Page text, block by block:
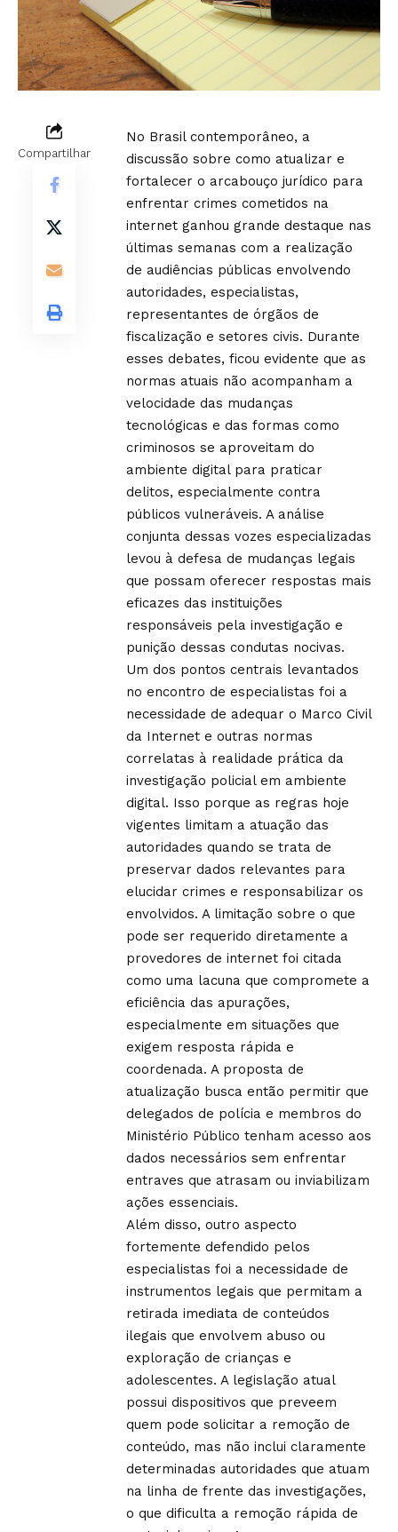
Compartilhar
No Brasil contemporâneo, a
discussão sobre como atualizar e
fortalecer o arcabouço jurídico para
enfrentar crimes cometidos na
internet ganhou grande destaque nas
últimas semanas com a realização
de audiências públicas envolvendo
autoridades, especialistas,
representantes de órgãos de
fiscalização e setores civis. Durante
esses debates, ficou evidente que as
normas atuais não acompanham a
velocidade das mudanças
tecnológicas e das formas como
criminosos se aproveitam do
ambiente digital para praticar
delitos, especialmente contra
públicos vulneráveis. A análise
conjunta dessas vozes especializadas
levou à defesa de mudanças legais
que possam oferecer respostas mais
eficazes das instituições
responsáveis pela investigação e
punição dessas condutas nocivas.
Um dos pontos centrais levantados
no encontro de especialistas foi a
necessidade de adequar o Marco Civil
da Internet e outras normas
correlatas à realidade prática da
investigação policial em ambiente
digital. Isso porque as regras hoje
vigentes limitam a atuação das
autoridades quando se trata de
preservar dados relevantes para
elucidar crimes e responsabilizar os
envolvidos. A limitação sobre o que
pode ser requerido diretamente a
provedores de internet foi citada
como uma lacuna que compromete a
eficiência das apurações,
especialmente em situações que
exigem resposta rápida e
coordenada. A proposta de
atualização busca então permitir que
delegados de polícia e membros do
Ministério Público tenham acesso aos
dados necessários sem enfrentar
entraves que atrasam ou inviabilizam
ações essenciais.
Além disso, outro aspecto
fortemente defendido pelos
especialistas foi a necessidade de
instrumentos legais que permitam a
retirada imediata de conteúdos
ilegais que envolvem abuso ou
exploração de crianças e
adolescentes. A legislação atual
possui dispositivos que preveem
quem pode solicitar a remoção de
conteúdo, mas não inclui claramente
determinadas autoridades que atuam
na linha de frente das investigações,
o que dificulta a remoção rápida de